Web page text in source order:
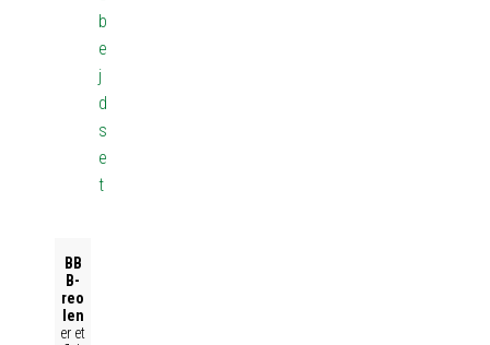
b
e
j
d
s
e
t
BB
B-
reo
len
er et